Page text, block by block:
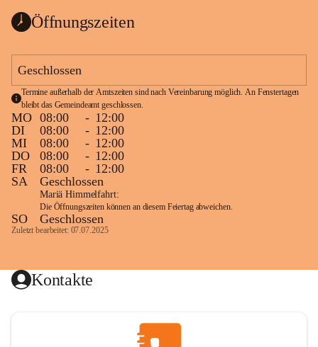
ht
1 Seite•0,1 MB
Öffnungszeiten
Geschlossen
Termine außerhalb der Amtszeiten sind nach Vereinbarung möglich. An Fenstertagen
bleibt das Gemeindeamt geschlossen.
MO 08:00 - 12:00
DI
08:00 - 12:00
MI
08:00 - 12:00
DO
08:00 - 12:00
FR
08:00 - 12:00
SA
Geschlossen
Mariä Himmelfahrt:
Die Öffnungszeiten können an diesem Feiertag abweichen.
SO Geschlossen
Zuletzt bearbeitet: 07.07.2025
Kontakte